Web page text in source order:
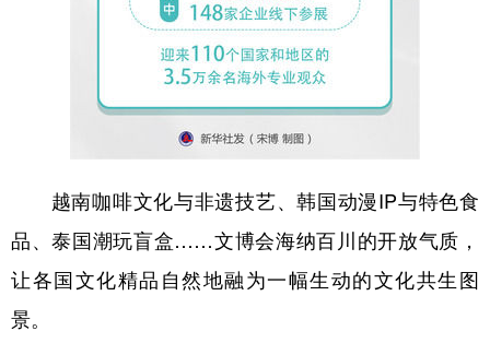
越南咖啡文化与非遗技艺、韩国动漫IP与特色食
品、泰国潮玩盲盒……文博会海纳百川的开放气质，
让各国文化精品自然地融为一幅生动的文化共生图
景。